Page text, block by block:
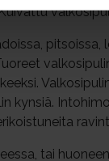
kynsiä.
tai